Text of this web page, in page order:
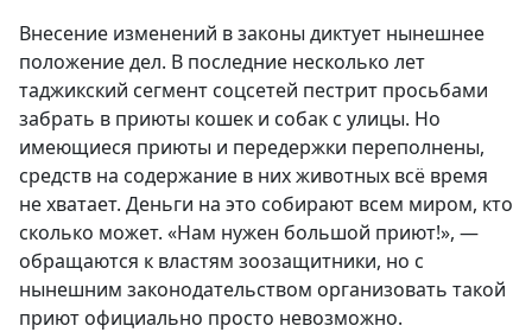
Внесение изменений в законы диктует нынешнее
положение дел. В последние несколько лет
таджикский сегмент соцсетей пестрит просьбами
забрать в приюты кошек и собак с улицы. Но
имеющиеся приюты и передержки переполнены,
средств на содержание в них животных всё время
не хватает. Деньги на это собирают всем миром, кто
сколько может. «Нам нужен большой приют!», —
обращаются к властям зоозащитники, но с
нынешним законодательством организовать такой
приют официально просто невозможно.